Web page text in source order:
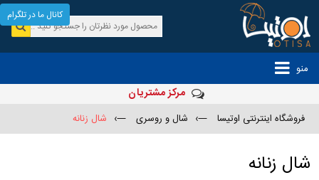
منو
مرکز مشتریان
فروشگاه اینترنتی اوتیسا —› شال و روسری —› شال زنانه
شال زنانه
کانال ما در تلگرام